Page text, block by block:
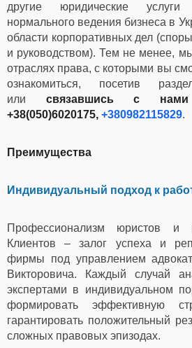
другие юридические
нормального ведения бизнеса в
области корпоративных дел
и руководством). Тем не менее,
отраслях права, с которыми вы
ознакомиться, посетив
или связавшись с
+38(050)6020175, +380982115829.
Преимущества
Индивидуальный подход к
Профессионализм юристов и
Клиентов – залог успеха и
фирмы под управлением
Викторовича. Каждый случай
экспертами в индивидуальном
формировать эффективную
гарантировать положительный
сложных правовых эпизодах.